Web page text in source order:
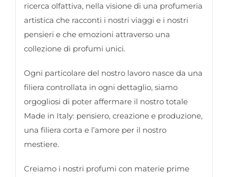
ricerca olfattiva, nella visione di una profumeria
artistica che racconti i nostri viaggi e i nostri
pensieri e che emozioni attraverso una
collezione di profumi unici.
Ogni particolare del nostro lavoro nasce da una
filiera controllata in ogni dettaglio, siamo
orgogliosi di poter affermare il nostro totale
Made in Italy: pensiero, creazione e produzione,
una filiera corta e l’amore per il nostro
mestiere.
Creiamo i nostri profumi con materie prime